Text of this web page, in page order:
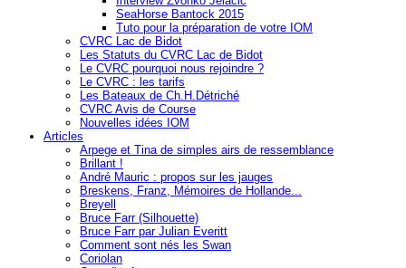
SeaHorse Bantock 2015
Tuto pour la préparation de votre IOM
CVRC Lac de Bidot
Les Statuts du CVRC Lac de Bidot
Le CVRC pourquoi nous rejoindre ?
Le CVRC : les tarifs
Les Bateaux de Ch.H.Détriché
CVRC Avis de Course
Nouvelles idées IOM
Articles
Arpege et Tina de simples airs de ressemblance
Brillant !
André Mauric : propos sur les jauges
Breskens, Franz, Mémoires de Hollande...
Breyell
Bruce Farr (Silhouette)
Bruce Farr par Julian Everitt
Comment sont nés les Swan
Coriolan